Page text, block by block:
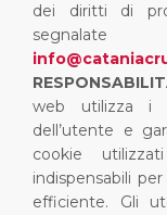
dei diritti di
segnalate
web utilizza i
dell’utente e
cookie
indispensabili
efficiente. Gli